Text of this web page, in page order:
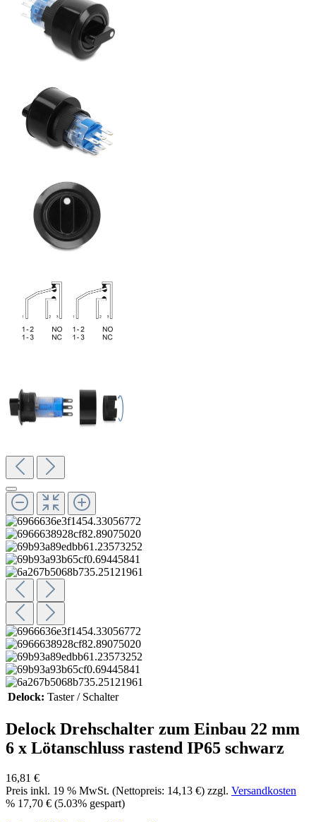
Delock: Taster / Schalter
Delock Drehschalter zum Einbau 22 mm
6 x Lötanschluss rastend IP65 schwarz
16,81 €
Preis inkl. 19 % MwSt. (Nettopreis: 14,13 €) zzgl. Versandkosten
% 17,70 € (5.03% gespart)